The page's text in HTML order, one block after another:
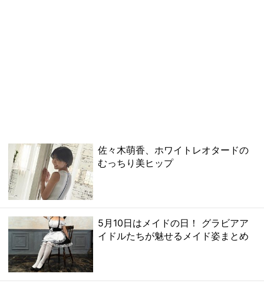
佐々木萌香、ホワイトレオタードの
むっちり美ヒップ
5月10日はメイドの日！ グラビアア
イドルたちが魅せるメイド姿まとめ